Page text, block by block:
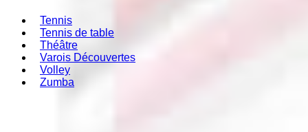
Tennis
Tennis de table
Théâtre
Varois Découvertes
Volley
Zumba